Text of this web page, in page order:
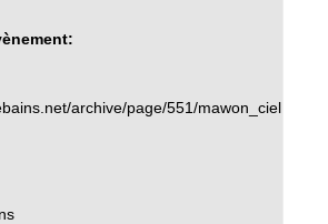
archive/page/551/mawon_ciel